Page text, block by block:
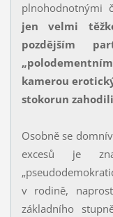
plnohodnotnými
jen velmi
pozdějším
kamerou
stokorun
Osobně se
excesů je
v rodině,
základního